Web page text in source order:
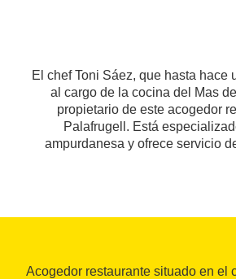
El chef Toni Sáez, que hasta hace
al cargo de la cocina del Mas
propietario de este acogedor
Palafrugell. Está
ampurdanesa y ofrece servicio
Acogedor restaurante situado en el